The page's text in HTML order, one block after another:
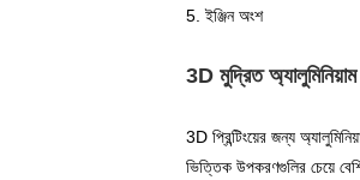
5. ইঞ্জিন অংশ
3D মুদ্রিত
3D প্রিন্টিংয়ের জন্য
ভিত্তিক উপকরণগুলির চেয়ে